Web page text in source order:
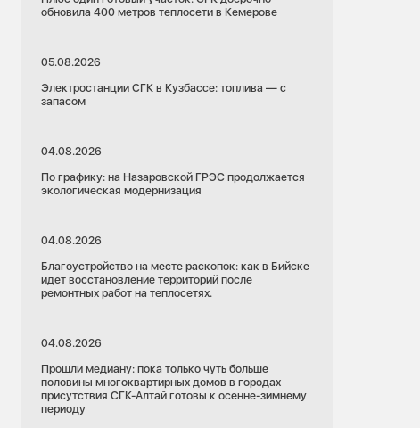
обновила 400 метров теплосети в Кемерове
05.08.2026
Электростанции СГК в Кузбассе: топлива — с
запасом
04.08.2026
По графику: на Назаровской ГРЭС продолжается
экологическая модернизация
04.08.2026
Благоустройство на месте раскопок: как в Бийске
идет восстановление территорий после
ремонтных работ на теплосетях.
04.08.2026
Прошли медиану: пока только чуть больше
половины многоквартирных домов в городах
присутствия СГК-Алтай готовы к осенне-зимнему
периоду